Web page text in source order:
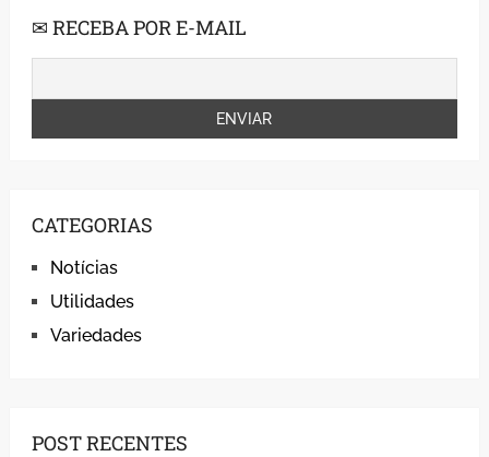
✉ RECEBA POR E-MAIL
CATEGORIAS
Notícias
Utilidades
Variedades
POST RECENTES